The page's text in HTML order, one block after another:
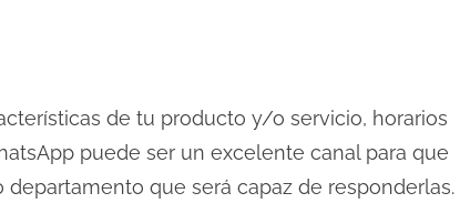
de tu producto y/o servicio, horarios
puede ser un excelente canal para que
que será capaz de responderlas.